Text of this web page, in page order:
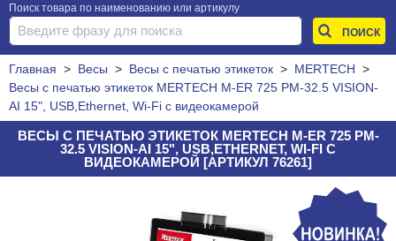
Поиск товара по наименованию или артикулу
Главная > Весы > Весы с печатью этикеток > MERTECH >
Весы с печатью этикеток MERTECH M-ER 725 PM-32.5 VISION-
AI 15", USB,Ethernet, Wi-Fi с видеокамерой
ВЕСЫ С ПЕЧАТЬЮ ЭТИКЕТОК MERTECH M-ER 725 PM-
32.5 VISION-AI 15", USB,ETHERNET, WI-FI С
ВИДЕОКАМЕРОЙ [АРТИКУЛ 76261]